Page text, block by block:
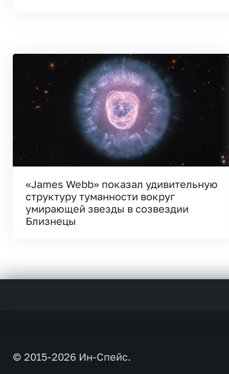
«James Webb» показал удивительную
структуру туманности вокруг
умирающей звезды в созвездии
Близнецы
© 2015-2026 Ин-Спейс.